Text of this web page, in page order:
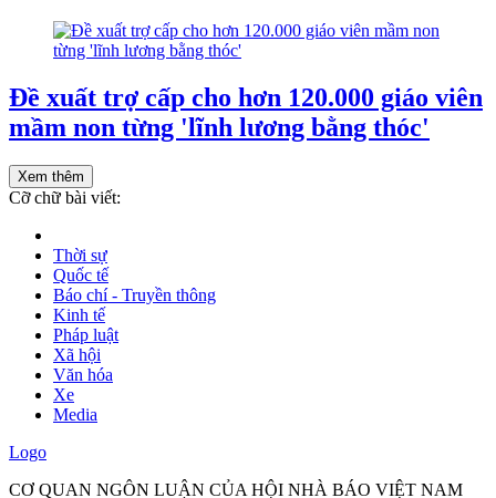
Đề xuất trợ cấp cho hơn 120.000 giáo viên
mầm non từng 'lĩnh lương bằng thóc'
Xem thêm
Cỡ chữ bài viết:
Thời sự
Quốc tế
Báo chí - Truyền thông
Kinh tế
Pháp luật
Xã hội
Văn hóa
Xe
Media
Logo
CƠ QUAN NGÔN LUẬN CỦA HỘI NHÀ BÁO VIỆT NAM